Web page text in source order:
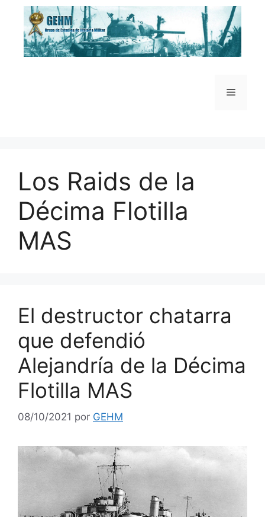
Saltar
contenido
Menú
Los Raids de la
Décima Flotilla
MAS
El destructor chatarra
que defendió
Alejandría de la Décima
Flotilla MAS
08/10/2021 por GEHM